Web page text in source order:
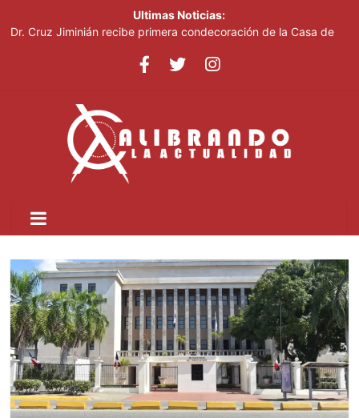
Ultimas Noticias:
Dr. Cruz Jiminián recibe primera condecoración de la Casa de
El mundo del fútbol despide a Jorge Messi, padre del astro
Johnny Pujols: "Hay decenas de miles de ciudadanos que
quieren inscribirse en el PLD"
César Fernández acusa al Gobierno de presentar logros que no
reflejan la realidad económica